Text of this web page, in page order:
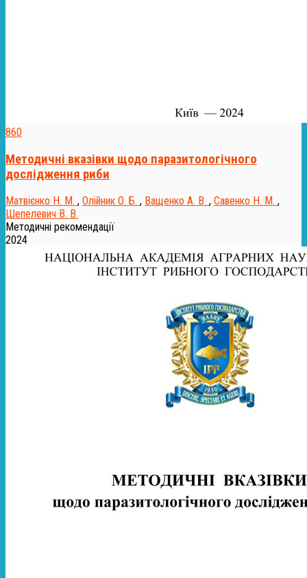
860
Методичні вказівки щодо паразитологічного
дослідження риби
Матвієнко Н. М. , Олійник О. Б. , Ващенко А. В. , Савенко Н. М. ,
Шепелевич В. В.
Методичні рекомендації
2024